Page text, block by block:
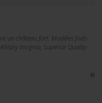
un château fort. Modèles fixés
Insignia, Superior Quality